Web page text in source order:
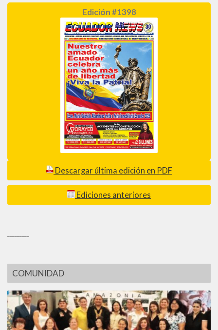
Edición #1398
Descargar última edición en PDF
Ediciones anteriores
COMUNIDAD